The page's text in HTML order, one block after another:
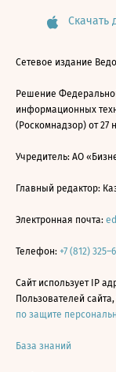
Скачать
Сетевое издание
Решение
информационных
(Роскомнадзор) от 27
Учредитель: АО
Главный редактор:
Электронная почта:
Телефон: +7 (812)
Сайт использует IP
Пользователей
по защите
База знаний